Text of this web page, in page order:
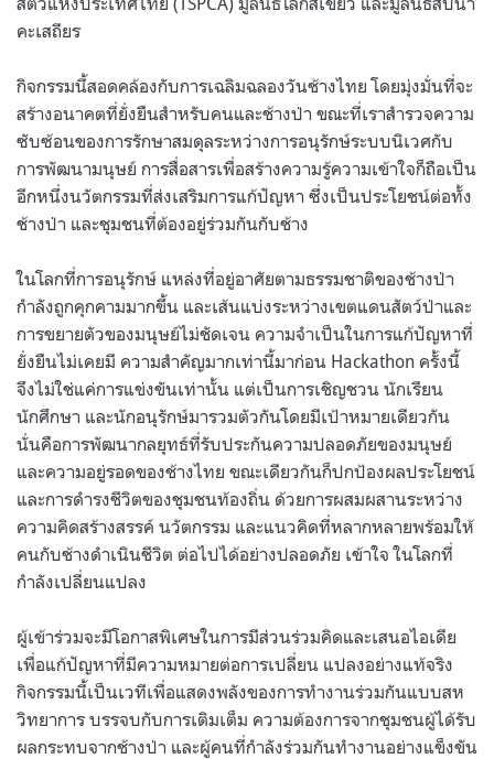
คะเสถียร
กิจกรรมนี้สอดคล้องกับการเฉลิมฉลองวันช้างไทย โดยมุ่งมั่นที่จะ
สร้างอนาคตที่ยั่งยืนสำหรับคนและช้างป่า ขณะที่เราสำรวจความ
ซับซ้อนของการรักษาสมดุลระหว่างการอนุรักษ์ระบบนิเวศกับ
การพัฒนามนุษย์ การสื่อสารเพื่อสร้างความรู้ความเข้าใจก็ถือเป็น
อีกหนึ่งนวัตกรรมที่ส่งเสริมการแก้ปัญหา ซึ่งเป็นประโยชน์ต่อทั้ง
ช้างป่า และชุมชนที่ต้องอยู่ร่วมกันกับช้าง
ในโลกที่การอนุรักษ์ แหล่งที่อยู่อาศัยตามธรรมชาติของช้างป่า
กำลังถูกคุกคามมากขึ้น และเส้นแบ่งระหว่างเขตแดนสัตว์ป่าและ
การขยายตัวของมนุษย์ไม่ชัดเจน ความจำเป็นในการแก้ปัญหาที่
ยั่งยืนไม่เคยมี ความสำคัญมากเท่านี้มาก่อน Hackathon ครั้งนี้
จึงไม่ใช่แค่การแข่งขันเท่านั้น แต่เป็นการเชิญชวน นักเรียน
นักศึกษา และนักอนุรักษ์มารวมตัวกันโดยมีเป้าหมายเดียวกัน
นั่นคือการพัฒนากลยุทธ์ที่รับประกันความปลอดภัยของมนุษย์
และความอยู่รอดของช้างไทย ขณะเดียวกันก็ปกป้องผลประโยชน์
และการดำรงชีวิตของชุมชนท้องถิ่น ด้วยการผสมผสานระหว่าง
ความคิดสร้างสรรค์ นวัตกรรม และแนวคิดที่หลากหลายพร้อมให้
คนกับช้างดำเนินชีวิต ต่อไปได้อย่างปลอดภัย เข้าใจ ในโลกที่
กำลังเปลี่ยนแปลง
ผู้เข้าร่วมจะมีโอกาสพิเศษในการมีส่วนร่วมคิดและเสนอไอเดีย
เพื่อแก้ปัญหาที่มีความหมายต่อการเปลี่ยน แปลงอย่างแท้จริง
กิจกรรมนี้เป็นเวทีเพื่อแสดงพลังของการทำงานร่วมกันแบบสห
วิทยาการ บรรจบกับการเติมเต็ม ความต้องการจากชุมชนผู้ได้รับ
ผลกระทบจากช้างป่า และผู้คนที่กำลังร่วมกันทำงานอย่างแข็งขัน